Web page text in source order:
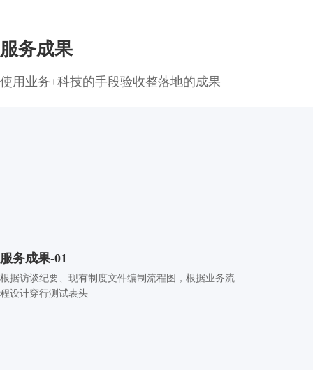
服务成果
使用业务+科技的手段验收整落地的成果
服务成果-01
根据访谈纪要、现有制度文件编制流程图，根据业务流
程设计穿行测试表头